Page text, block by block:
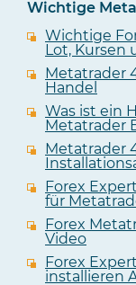
Wichtige
Wichtige
Lot, Kursen
Metatrader
Handel
Was ist ein
Metatrader
Metatrader
Forex
für
Forex
Video
Forex
installieren